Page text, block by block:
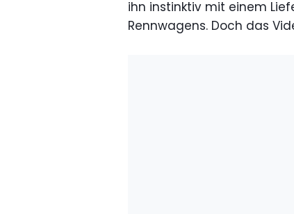
ihn instinktiv mit einem
Rennwagens. Doch das